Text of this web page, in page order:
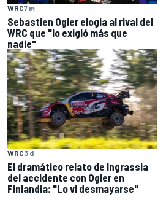
WRC7 m
Sebastien Ogier elogia al rival del
WRC que "lo exigió más que
nadie"
WRC3 d
El dramático relato de Ingrassia
del accidente con Ogier en
Finlandia: "Lo vi desmayarse"